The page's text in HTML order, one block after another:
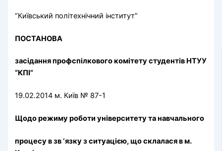
“Київський політехнічний інститут”
ПОСТАНОВА
засідання профспілкового комітету студентів НТУУ
“КПІ”
19.02.2014 м. Київ № 87-1
Щодо режиму роботи університету та навчального
процесу в зв ‘язку з ситуацією, що склалася в м.